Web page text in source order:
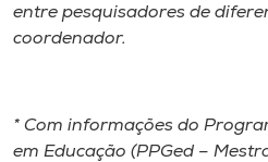
entre pesquisadores de
coordenador.
* Com informações do
em Educação (PPGed –